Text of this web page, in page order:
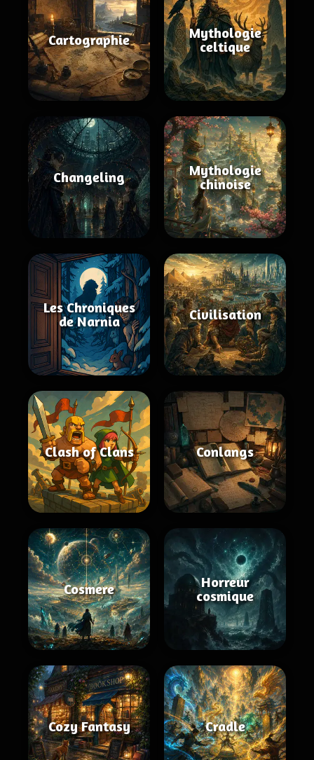
Cartographie
Mythologie
celtique
Changeling
Mythologie
chinoise
Les Chroniques
de Narnia
Civilisation
Clash of Clans Conlangs
Cosmere
Horreur
cosmique
Cozy Fantasy Cradle